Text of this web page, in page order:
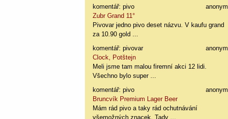
komentář: pivo
anonym
Zubr Grand 11°
Pivovar jedno pivo deset názvu. V kaufu grand
za 10.90 gold ...
komentář: pivovar
anonym
Clock, Potštejn
Meli jsme tam malou firemní akci 12 lidi.
Všechno bylo super ...
komentář: pivo
anonym
Bruncvík Premium Lager Beer
Mám rád pivo a taky rád ochutnávání
všemožných znacek. Tady ...